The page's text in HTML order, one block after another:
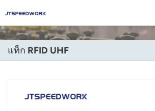
+86 -18681515767
English
แท็ก RFID UHF